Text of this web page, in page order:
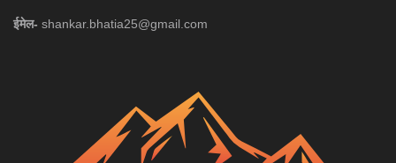
ईमेल- shankar.bhatia25@gmail.com